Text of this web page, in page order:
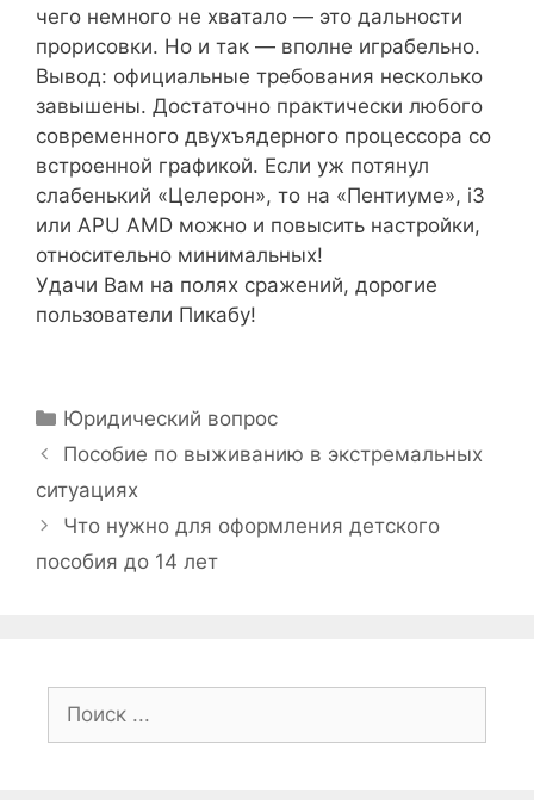
чего немного не хватало — это дальности
прорисовки. Но и так — вполне играбельно.
Вывод: официальные требования несколько
завышены. Достаточно практически любого
современного двухъядерного процессора со
встроенной графикой. Если уж потянул
слабенький «Целерон», то на «Пентиуме», i3
или APU AMD можно и повысить настройки,
относительно минимальных!
Удачи Вам на полях сражений, дорогие
пользователи Пикабу!
Рубрики
Юридический вопрос
Навигация
записи
Пособие по выживанию в экстремальных
ситуациях
Что нужно для оформления детского
пособия до 14 лет
Поиск: